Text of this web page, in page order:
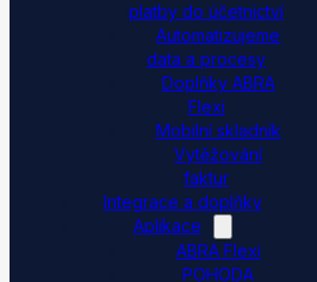
platby do účetnictví
Automatizujeme
data a procesy
Doplňky ABRA
Flexi
Mobilní skladník
Vytěžování
faktur
Integrace a doplňky
Aplikace
ABRA Flexi
POHODA